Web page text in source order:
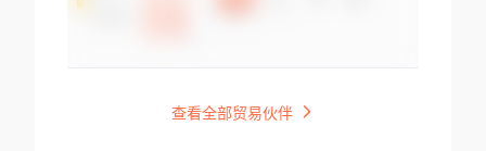
查看全部贸易伙伴